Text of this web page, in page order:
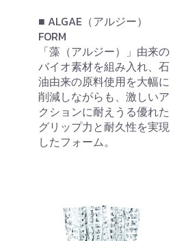
■ ALGAE（アルジー）
FORM
「藻（アルジー）」由来の
バイオ素材を組み入れ、石
油由来の原料使用を大幅に
削減しながらも、激しいア
クションに耐えうる優れた
グリップ力と耐久性を実現
したフォーム。